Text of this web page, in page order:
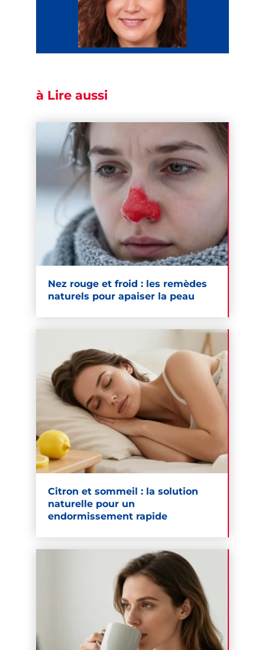
à Lire aussi
Nez rouge et froid : les remèdes
naturels pour apaiser la peau
Citron et sommeil : la solution
naturelle pour un
endormissement rapide